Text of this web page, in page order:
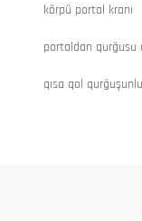
körpü portal kranı
portaldan qurğusu
qısa qol